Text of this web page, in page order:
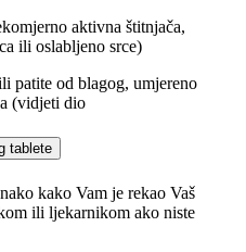
aktivna štitnjača,
ili oslabljeno srce)
patite od blagog, umjereno
(vidjeti dio
tablete
kako Vam je rekao Vaš
ili ljekarnikom ako niste